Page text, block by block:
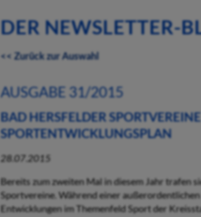
DER NEWSLETTER-
<< Zurück zur Auswahl
AUSGABE 31/2015
BAD HERSFELDER
SPORTENTWICKLUNGSPLAN
28.07.2015
Bereits zum zweiten Mal in diesem Jahr trafen
Sportvereine. Während einer
Entwicklungen im Themenfeld Sport der